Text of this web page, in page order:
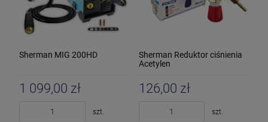
Sherman MIG 200HD
1 099,00 zł
szt.
Sherman Reduktor ciśnienia
Acetylen
126,00 zł
szt.